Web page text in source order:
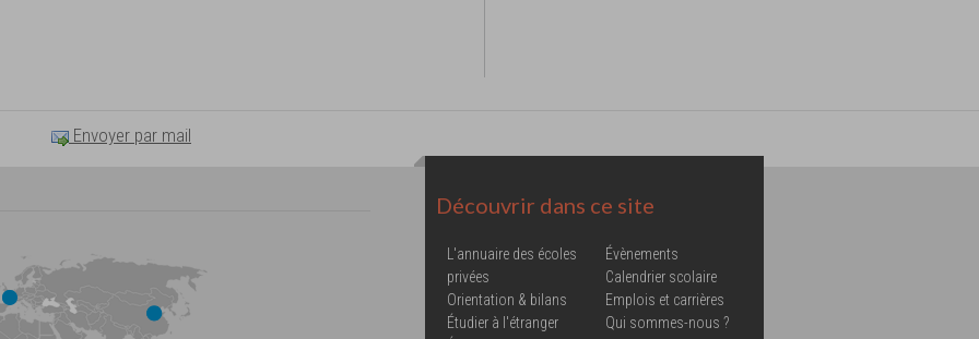
Envoyer par mail
Découvrir dans ce site
L'annuaire des écoles
privées
Orientation & bilans
Étudier à l'étranger
Évènements
Calendrier scolaire
Emplois et carrières
Qui sommes-nous ?